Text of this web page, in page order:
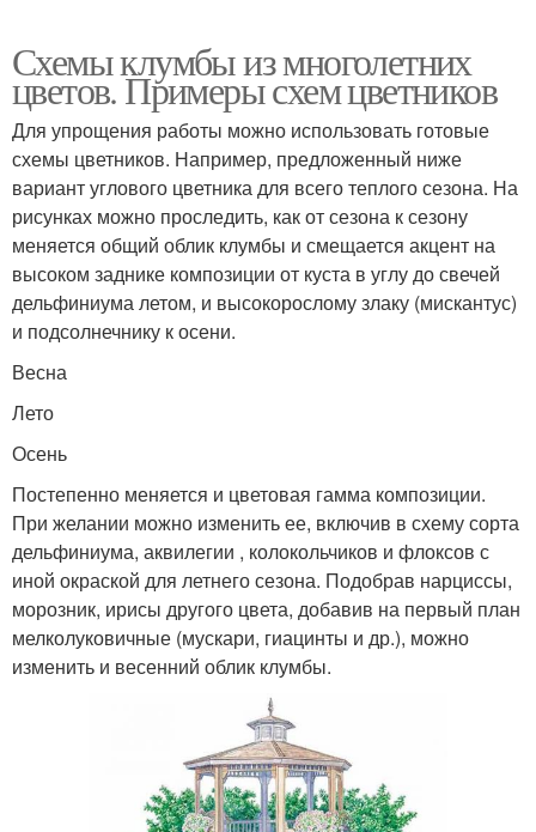
Схемы клумбы из многолетних
цветов. Примеры схем цветников
Для упрощения работы можно использовать готовые
схемы цветников. Например, предложенный ниже
вариант углового цветника для всего теплого сезона. На
рисунках можно проследить, как от сезона к сезону
меняется общий облик клумбы и смещается акцент на
высоком заднике композиции от куста в углу до свечей
дельфиниума летом, и высокорослому злаку (мискантус)
и подсолнечнику к осени.
Весна
Лето
Осень
Постепенно меняется и цветовая гамма композиции.
При желании можно изменить ее, включив в схему сорта
дельфиниума, аквилегии , колокольчиков и флоксов с
иной окраской для летнего сезона. Подобрав нарциссы,
морозник, ирисы другого цвета, добавив на первый план
мелколуковичные (мускари, гиацинты и др.), можно
изменить и весенний облик клумбы.